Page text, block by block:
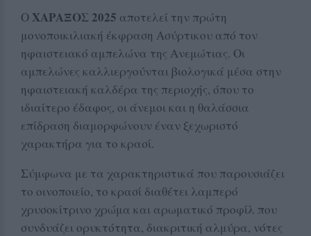
Ο ΧΑΡΑΞΟΣ 2025 αποτελεί την πρώτη
μονοποικιλιακή έκφραση Ασύρτικου από τον
ηφαιστειακό αμπελώνα της Ανεμώτιας. Οι
αμπελώνες καλλιεργούνται βιολογικά μέσα στην
ηφαιστειακή καλδέρα της περιοχής, όπου το
ιδιαίτερο έδαφος, οι άνεμοι και η θαλάσσια
επίδραση διαμορφώνουν έναν ξεχωριστό
χαρακτήρα για το κρασί.
Σύμφωνα με τα χαρακτηριστικά που παρουσιάζει
το οινοποιείο, το κρασί διαθέτει λαμπερό
χρυσοκίτρινο χρώμα και αρωματικό προφίλ που
συνδυάζει ορυκτότητα, διακριτική αλμύρα, νότες